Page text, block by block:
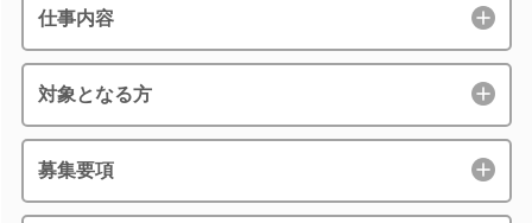
仕事内容
対象となる方
募集要項